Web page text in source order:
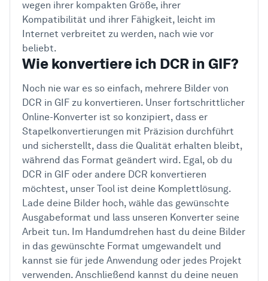
wegen ihrer kompakten Größe, ihrer
Kompatibilität und ihrer Fähigkeit, leicht im
Internet verbreitet zu werden, nach wie vor
beliebt.
Wie konvertiere ich DCR in GIF?
Noch nie war es so einfach, mehrere Bilder von
DCR in GIF zu konvertieren. Unser fortschrittlicher
Online-Konverter ist so konzipiert, dass er
Stapelkonvertierungen mit Präzision durchführt
und sicherstellt, dass die Qualität erhalten bleibt,
während das Format geändert wird. Egal, ob du
DCR in GIF oder andere DCR konvertieren
möchtest, unser Tool ist deine Komplettlösung.
Lade deine Bilder hoch, wähle das gewünschte
Ausgabeformat und lass unseren Konverter seine
Arbeit tun. Im Handumdrehen hast du deine Bilder
in das gewünschte Format umgewandelt und
kannst sie für jede Anwendung oder jedes Projekt
verwenden. Anschließend kannst du deine neuen